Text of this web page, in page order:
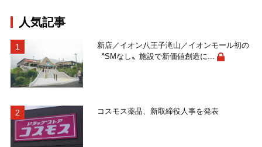
人気記事
新店／イオン八王子滝山／イオンモール初の
〝SMなし〟施設で新価値創造に...
コスモス薬品、新取締役人事を発表